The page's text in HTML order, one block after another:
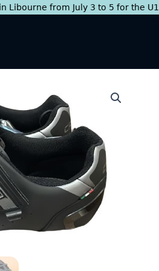
Libourne from July 3 to 5 for the